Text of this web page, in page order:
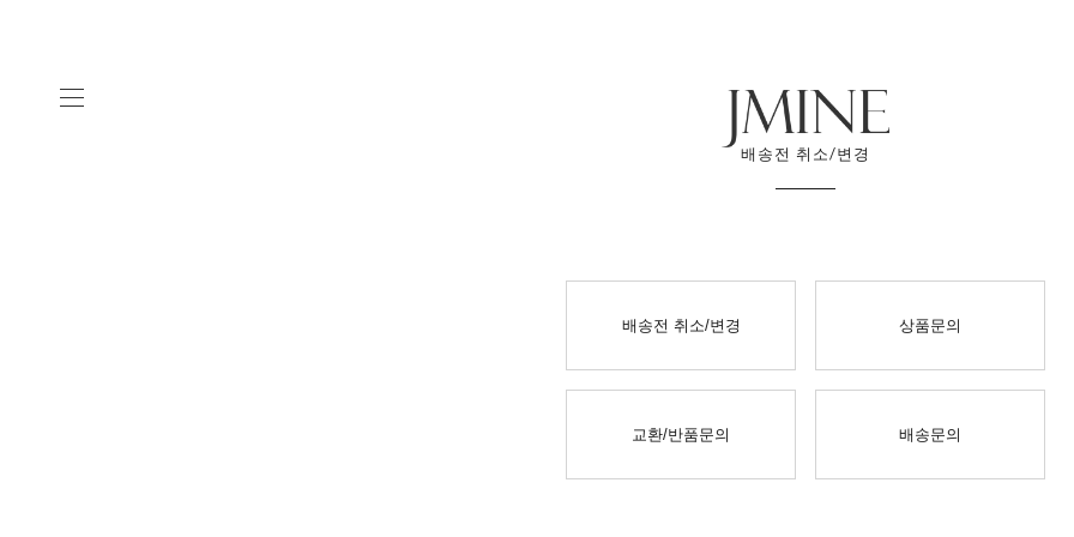
배송전 취소/변경
배송전 취소/변경 상품문의
교환/반품문의 배송문의